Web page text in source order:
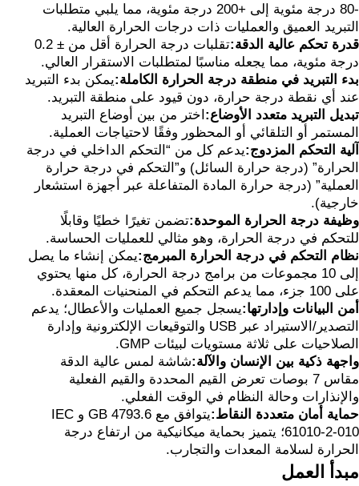
-80 درجة مئوية إلى +200 درجة مئوية، مما يلبي متطلبات
التبريد العميق والعمليات ذات درجات الحرارة العالية.
قدرة تحكم عالية الدقة:
تقلبات درجة الحرارة أقل من ± 0.2
درجة مئوية، مما يجعله مناسبًا لمتطلبات الاستقرار العالي.
بدء التبريد في منطقة درجة الحرارة الكاملة:يمكن بدء التبريد
عند أي نقطة درجة حرارة، دون قيود على منطقة التبريد.
تبديل التبريد متعدد الأوضاع: اختر من بين أوضاع التبريد
المستمر أو التلقائي أو المحظور وفقًا لاحتياجات العملية.
آلية التحكم المزدوج:يدعم كل من “التحكم الداخلي في درجة
الحرارة” (درجة حرارة السائل) و”التحكم في درجة حرارة
العملية” (درجة حرارة المادة المتفاعلة عبر أجهزة استشعار
خارجية).
وظيفة درجة الحرارة الموحدة:تضمن تغيرًا خطيًا وقابلًا
للتحكم في درجة الحرارة، وهو مثالي للعمليات الحساسة.
نظام التحكم في درجة الحرارة المبرمج:يمكن إنشاء ما يصل
إلى 10 مجموعات من برامج درجة الحرارة، كل منها يحتوي
على 100 جزء، مما يدعم التحكم في المنحنيات المعقدة.
أمن البيانات وإدارتها:يسجل جميع العمليات والأعطال؛ يدعم
التصدير/الاستيراد عبر USB والتوقيعات الإلكترونية وإدارة
الصلاحيات على ثلاثة مستويات لبيئات GMP.
واجهة ذكية بين الإنسان والآلة:شاشة لمس عالية الدقة
مقاس 7 بوصات تعرض القيم المحددة والقيم الفعلية
والإنذارات وحالة النظام في الوقت الفعلي.
حماية أمان متعددة النقاط:
يتوافق مع GB 4793.6 و IEC
61010-2-010؛ يتميز بحماية ميكانيكية من ارتفاع درجة
الحرارة لسلامة المعدات والتجارب.
مبدأ العمل